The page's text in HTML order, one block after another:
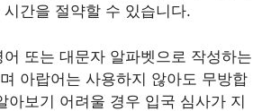
간을 절약할 수 있습니다.
또는 대문자 알파벳으로 작성하는
아랍어는 사용하지 않아도 무방합
아보기 어려울 경우 입국 심사가 지